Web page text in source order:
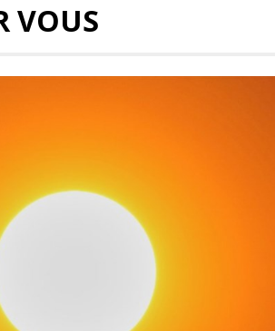
VOUS